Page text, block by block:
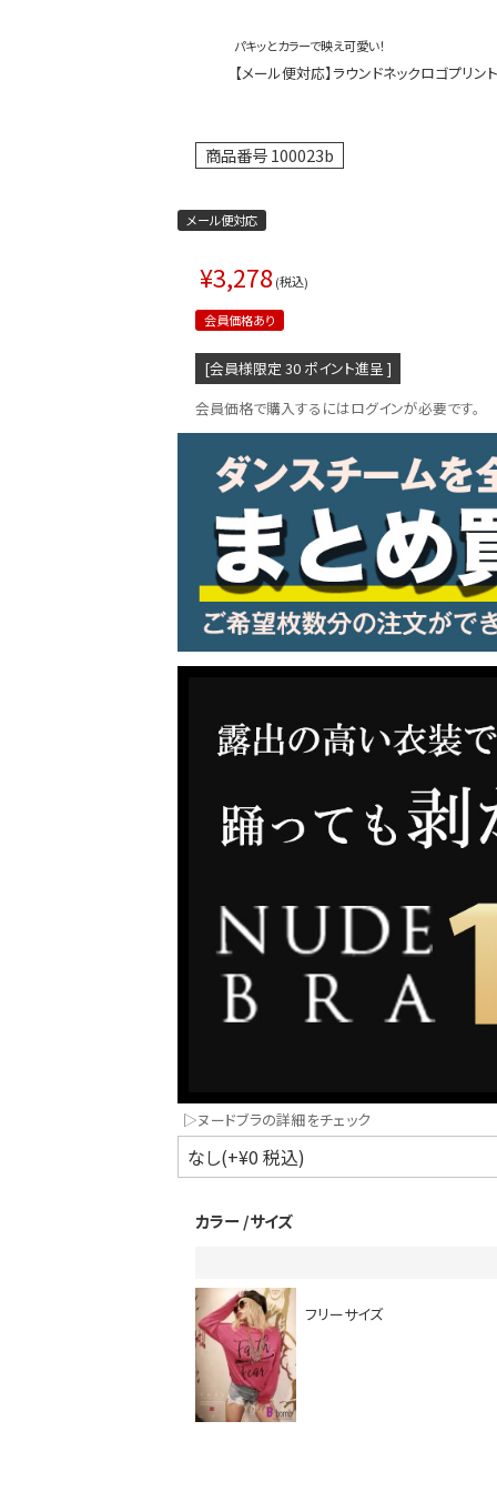
LINE連携でクーポンもらえる!!
同一商品まとめ買いキャンペーン
パキッとカラーで映え可愛い！
【メール便対応】ラウンドネックロゴプリ
商品番号100023b
メール便対応
¥3,278 税込
会員価格あり
[会員様限定 30 ポイント進呈 ]
会員価格で購入するにはログインが必要です。
▷ヌードブラの詳細をチェック
カラー サイズ
フリーサイズ